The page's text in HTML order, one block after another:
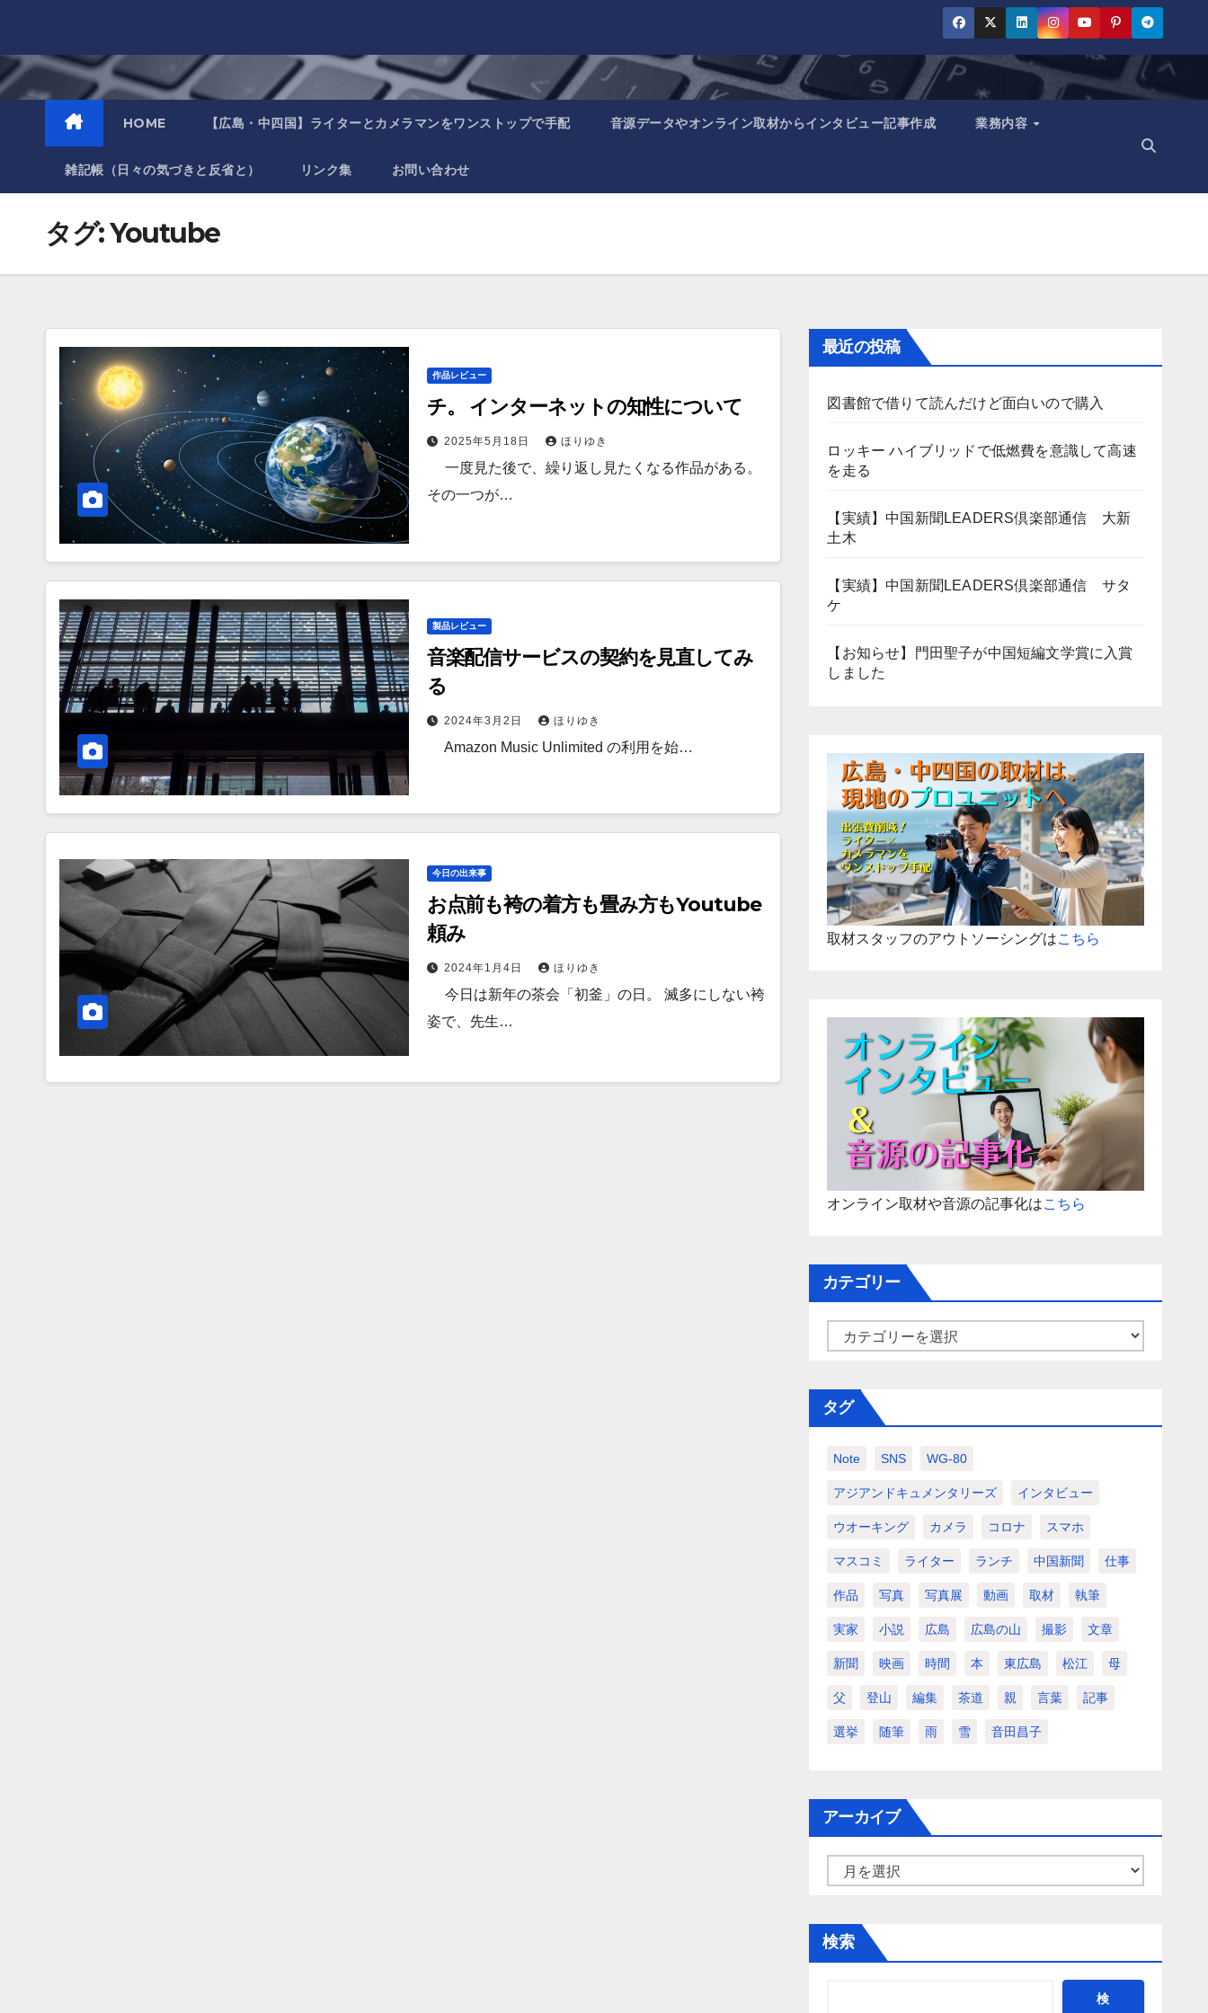
content
HOME 【広島・中四国】ライターとカメラマンをワンストップで手配 音源データやオンライン取材からインタビュー記事作成 業務内容
雑記帳（日々の気づきと反省と） リンク集 お問い合わせ
タグ:Youtube
作品レビュー
チ。 インターネットの知性について
2025年5月18日 ほりゆき
一度見た後で、繰り返し見たくなる作品がある。
その一つが…
製品レビュー
音楽配信サービスの契約を見直してみ
る
2024年3月2日 ほりゆき
Amazon Music Unlimited の利用を始…
今日の出来事
お点前も袴の着方も畳み方もYoutube
頼み
2024年1月4日 ほりゆき
今日は新年の茶会「初釜」の日。 滅多にしない袴
姿で、先生…
最近の投稿
図書館で借りて読んだけど面白いので購入
ロッキー ハイブリッドで低燃費を意識して高速
を走る
【実績】中国新聞LEADERS倶楽部通信 大新
土木
【実績】中国新聞LEADERS倶楽部通信 サタ
ケ
【お知らせ】門田聖子が中国短編文学賞に入賞
しました
取材スタッフのアウトソーシングはこちら
オンライン取材や音源の記事化はこちら
カテゴリー
ゴ
リ
タグ
Note SNS WG-80
アジアンドキュメンタリーズ インタビュー
ウオーキング カメラ コロナ スマホ
マスコミ ライター ランチ 中国新聞 仕事
作品 写真 写真展 動画 取材 執筆
実家 小説 広島 広島の山 撮影 文章
新聞 映画 時間 本 東広島 松江 母
父 登山 編集 茶道 親 言葉 記事
選挙 随筆 雨 雪 音田昌子
アーカイブ
カ
イ
検索
検